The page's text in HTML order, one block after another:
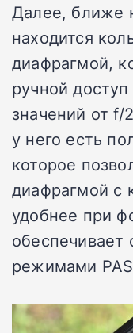
Далее, ближе
находится
диафрагмой,
ручной
значений от f/
у него есть
которое
диафрагмой с
удобнее при
обеспечивает
режимами